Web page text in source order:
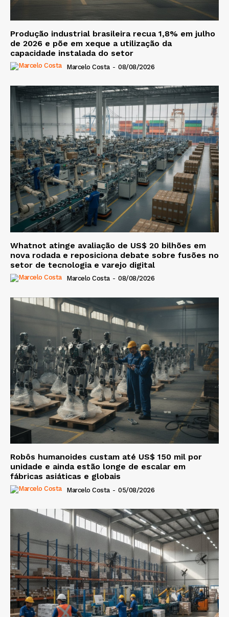
Produção industrial brasileira recua 1,8% em julho
de 2026 e põe em xeque a utilização da
capacidade instalada do setor
Marcelo Costa - 08/08/2026
Whatnot atinge avaliação de US$ 20 bilhões em
nova rodada e reposiciona debate sobre fusões no
setor de tecnologia e varejo digital
Marcelo Costa - 08/08/2026
Robôs humanoides custam até US$ 150 mil por
unidade e ainda estão longe de escalar em
fábricas asiáticas e globais
Marcelo Costa - 05/08/2026